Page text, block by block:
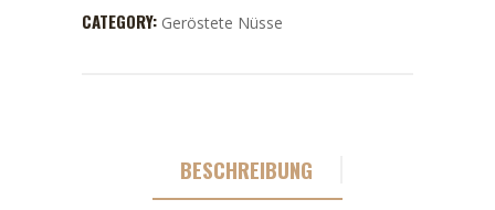
CATEGORY: Geröstete Nüsse
BESCHREIBUNG